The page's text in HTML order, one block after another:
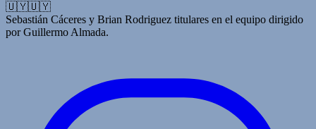
🇺🇾🇺🇾
Sebastián Cáceres y Brian Rodriguez titulares en el equipo dirigido
por Guillermo Almada.